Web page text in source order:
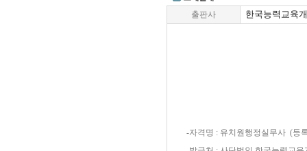
출판사 한국능력교육
-자격명 : 유치원행정실무사 (등